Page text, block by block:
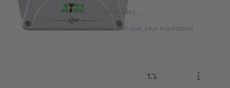
Caractéristiques…
*Prix ??TVA en sus, plus expédition